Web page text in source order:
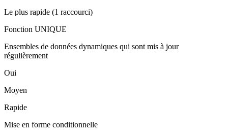
Le plus rapide (1 raccourci)
Fonction UNIQUE
Ensembles de données dynamiques qui sont mis à jour
régulièrement
Oui
Moyen
Rapide
Mise en forme conditionnelle